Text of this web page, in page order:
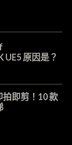
原因是？
拍即剪！10 款